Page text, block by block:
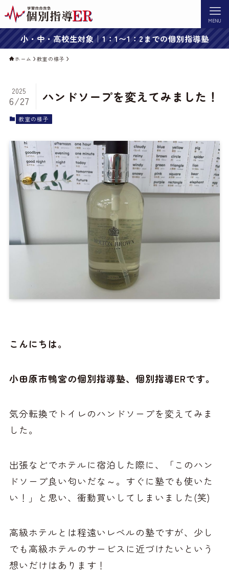
MENU
小・中・高校生対象｜1：1〜1：2までの個別指導塾
ホーム 教室の様子
ハンドソープを変えてみました！
2025
6/27
教室の様子
こんにちは。
小田原市鴨宮の個別指導塾、個別指導ERです。
気分転換でトイレのハンドソープを変えてみま
した。
出張などでホテルに宿泊した際に、「このハン
ドソープ良い匂いだな～。すぐに塾でも使いた
い！」と思い、衝動買いしてしまいました(笑)
高級ホテルとは程遠いレベルの塾ですが、少し
でも高級ホテルのサービスに近づけたいという
想いだけはあります！